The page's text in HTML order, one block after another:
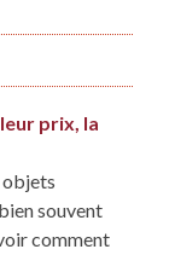
prix, la
objets
souvent
comment